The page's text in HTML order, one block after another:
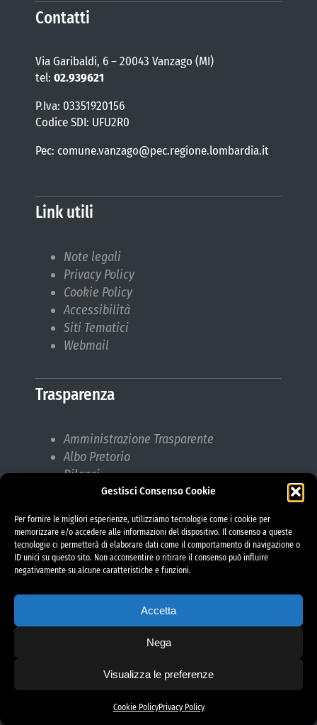
Gestisci Consenso Cookie
Per fornire le migliori esperienze, utilizziamo tecnologie come i cookie per
memorizzare e/o accedere alle informazioni del dispositivo. Il consenso a queste
tecnologie ci permetterà di elaborare dati come il comportamento di navigazione o
ID unici su questo sito. Non acconsentire o ritirare il consenso può influire
negativamente su alcune caratteristiche e funzioni.
Accetta
Nega
Visualizza le preferenze
Cookie PolicyPrivacy Policy
Contatti
Via Garibaldi, 6 – 20043 Vanzago (MI)
tel: 02.939621
P.Iva: 03351920156
Codice SDI: UFU2R0
Pec: comune.vanzago@pec.regione.lombardia.it
Link utili
Note legali
Privacy Policy
Cookie Policy
Accessibilità
Siti Tematici
Webmail
Trasparenza
Amministrazione Trasparente
Albo Pretorio
Bilanci
Bandi di gara
Responsabile protezione dati (RPD)
project by fantanet